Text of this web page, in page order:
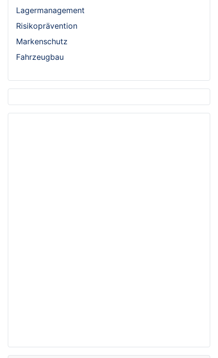
Lagermanagement
Risikoprävention
Markenschutz
Fahrzeugbau